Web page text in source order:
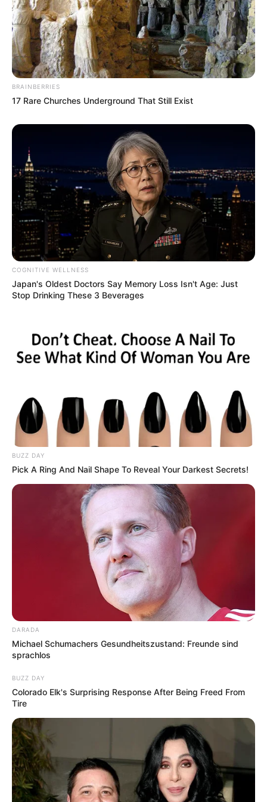
Hier geht es zu den schönsten Ausflugszielen und
Sehenswürdigkeiten in Niedersachsen, zu denen die
schönsten Städte
sehenswerte Schlösser
und viele
weitere Touristenziele gehören.
Hier kann jedeAdresse in Oldenburgauf der Landkarte
gesucht werden.
Ticketverkauf:
Veranstaltungsplan für Oldenburgmit EVENTIM Tic
Rock, Pop, Schlager und Musical
Kinoprogramm in Oldenburg
Regelmäßige Veranstaltungen in Niedersachsen
und in Bremen:
Rund um Ostern gibt es jedes Jahr die
, die zu den größten Volksfesten in
Deutschland gehört
Die Maiwoche in Osnabrück ist ebenfalls eines der
größten Volksfeste inNorddeutschland
Livemusik von teilweise sogar international
bekannten Gruppen:www.osnabrueck.de/maiwoch
Schützenfest Hannover
Wolfsburger Schützenfest
Maschseefest in Hannover
Kramermarkt in Oldenburg
Weihnachtsmärkte in Niedersachsen
Silvester in Niedersachsen
Fasching in Niedersachsen
BRAINBERRIES
17 Rare Churches Underground That Still Exist
COGNITIVE WELLNESS
Japan's Oldest Doctors Say Memory Loss Isn't Age: Just
Stop Drinking These 3 Beverages
BUZZ DAY
Pick A Ring And Nail Shape To Reveal Your Darkest Secrets!
DARADA
Michael Schumachers Gesundheitszustand: Freunde sind
sprachlos
BUZZ DAY
Colorado Elk's Surprising Response After Being Freed From
Tire